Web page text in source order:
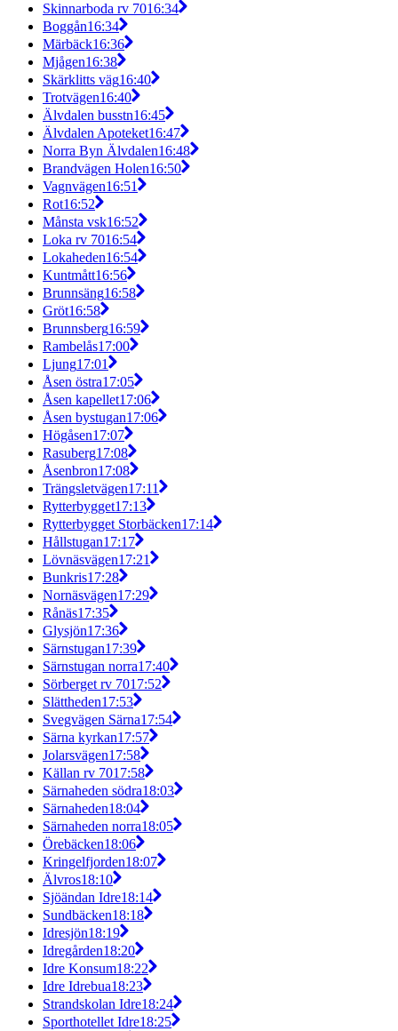
Skinnarboda rv 7016:34
Boggån16:34
Märbäck16:36
Mjågen16:38
Skärklitts väg16:40
Trotvägen16:40
Älvdalen busstn16:45
Älvdalen Apoteket16:47
Norra Byn Älvdalen16:48
Brandvägen Holen16:50
Vagnvägen16:51
Rot16:52
Månsta vsk16:52
Loka rv 7016:54
Lokaheden16:54
Kuntmått16:56
Brunnsäng16:58
Gröt16:58
Brunnsberg16:59
Rambelås17:00
Ljung17:01
Åsen östra17:05
Åsen kapellet17:06
Åsen bystugan17:06
Högåsen17:07
Rasuberg17:08
Åsenbron17:08
Trängsletvägen17:11
Rytterbygget17:13
Rytterbygget Storbäcken17:14
Hållstugan17:17
Lövnäsvägen17:21
Bunkris17:28
Nornäsvägen17:29
Rånäs17:35
Glysjön17:36
Särnstugan17:39
Särnstugan norra17:40
Sörberget rv 7017:52
Slättheden17:53
Svegvägen Särna17:54
Särna kyrkan17:57
Jolarsvägen17:58
Källan rv 7017:58
Särnaheden södra18:03
Särnaheden18:04
Särnaheden norra18:05
Örebäcken18:06
Kringelfjorden18:07
Älvros18:10
Sjöändan Idre18:14
Sundbäcken18:18
Idresjön18:19
Idregården18:20
Idre Konsum18:22
Idre Idrebua18:23
Strandskolan Idre18:24
Sporthotellet Idre18:25